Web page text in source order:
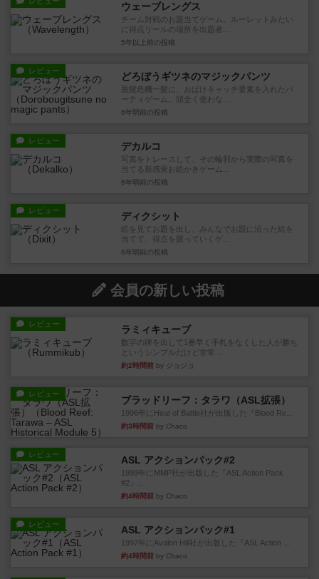
ウェーブレングス
チーム対戦のお題当てゲーム。ルーレットみたい
に得点リールの場所を出題者...
5年以上前 の投稿
レビュー どろぼうギツネのマジックパンツ
黒髭危機一髪に、おばけキャッチ要素を入れたパ
ーティゲーム。頭全く使わな...
6年弱前 の投稿
レビュー デカルコ
写真をトレースして、その輪郭から実際の写真を
当てる新感覚お絵かきゲーム...
6年弱前 の投稿
レビュー ディクシット
絵を見てお題を出し、みんなでお題に沿った絵を
当てて、得点を競っていくゲ...
6年弱前 の投稿
会員の新しい投稿
レビュー ラミィキューブ
数字の牌を出して1番早く手札をなくした人が勝ち
というシンプルだけど非常...
約2時間前 by ジョジョ
レビュー
ブラッドリーフ：タラワ（ASL拡張）
1996年にHeat of Battle社が出版した『Blood Re...
約3時間前 by Chaco
レビュー ASL アクションパック#2
1999年にMMP社が出版した『ASL Action Pack
#2』...
約4時間前 by Chaco
レビュー ASL アクションパック#1
1997年にAvalon Hill社が出版した『ASL Action ...
約4時間前 by Chaco